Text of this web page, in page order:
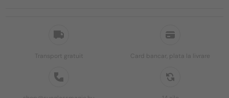
Transport gratuit Card bancar, plata la livrare